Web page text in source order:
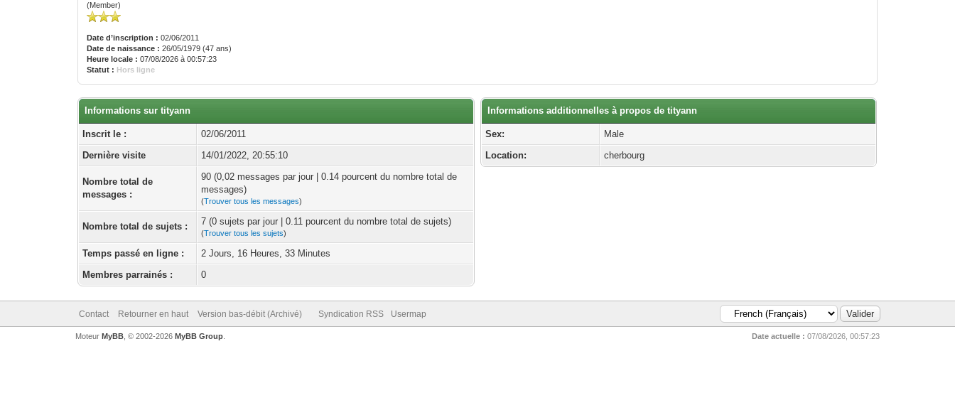
(Member)
Date d’inscription : 02/06/2011
Date de naissance : 26/05/1979 (47 ans)
Heure locale : 07/08/2026 à 00:57:23
Statut : Hors ligne
Informations sur tityann
Inscrit le :
02/06/2011
Dernière visite
14/01/2022, 20:55:10
Nombre total de
messages :
90 (0,02 messages par jour | 0.14 pourcent du nombre total de
messages)
(Trouver tous les messages)
Nombre total de sujets : 7 (0 sujets par jour | 0.11 pourcent du nombre total de sujets)
(Trouver tous les sujets)
Temps passé en ligne :
2 Jours, 16 Heures, 33 Minutes
Membres parrainés :
0
Informations additionnelles à propos de tityann
Sex:
Male
Location:
cherbourg
Contact Retourner en haut Version bas-débit (Archivé) Syndication RSS Usermap
Date actuelle : 07/08/2026, 00:57:23
Moteur MyBB, © 2002-2026 MyBB Group.